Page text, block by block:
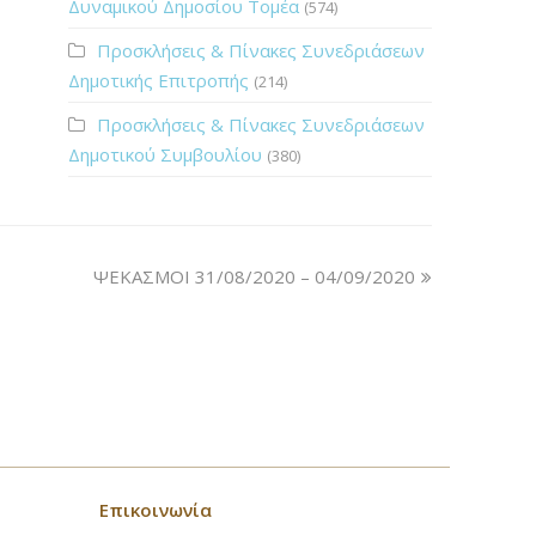
Δυναμικού Δημοσίου Τομέα (574)
Προσκλήσεις & Πίνακες Συνεδριάσεων
Δημοτικής Επιτροπής (214)
Προσκλήσεις & Πίνακες Συνεδριάσεων
Δημοτικού Συμβουλίου (380)
ΨΕΚΑΣΜΟΙ 31/08/2020 – 04/09/2020
Επικοινωνία